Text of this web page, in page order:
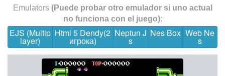
Emulators (Puede probar otro emulador si uno actual
no funciona con el juego):
EJS (Multip
layer)
Html 5 Dendy(2
игрока)
Neptun J
s
Nes Box Web Ne
s